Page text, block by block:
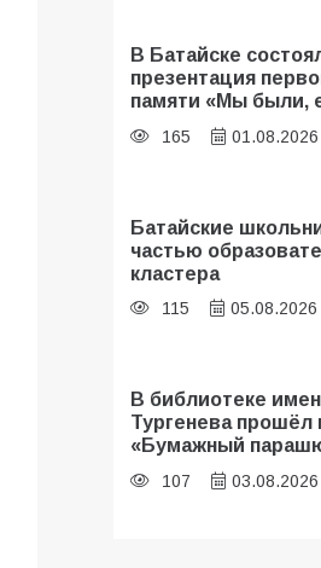
В Батайске
презентация
памяти «Мы были,
165 01.08.2026
Батайские
частью
кластера
115 05.08.2026
В библиотеке
Тургенева прошёл
«Бумажный
107 03.08.2026